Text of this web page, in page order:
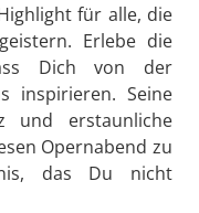
für alle, die
Erlebe die
Dich von der
inspirieren. Seine
und erstaunliche
Opernabend zu
das Du nicht